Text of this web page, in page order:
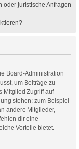
oder juristische Anfragen
Board-Administration
um Beiträge zu
Mitglied Zugriff auf
stehen: zum Beispiel
andere Mitglieder,
dir eine
Vorteile bietet.